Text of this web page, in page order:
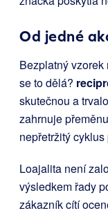
Od jedné
Bezplatný
se to dělá?
skutečnou a
zahrnuje
nepřetržitý
Loajalita není
výsledkem řady
zákazník cítí